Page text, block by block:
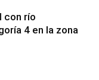
con río
4 en la zona